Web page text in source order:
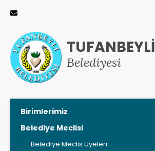
TUFANBEYLİ
Belediyesi
Birimlerimiz
Belediye Meclisi
Belediye Meclis Üyeleri